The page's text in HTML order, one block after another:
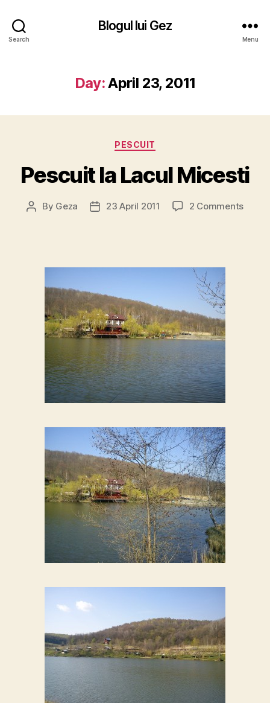
Search
Blogul lui Gez
Menu
Day:April 23, 2011
Categories
PESCUIT
Pescuit la Lacul Micesti
Post
By Geza
Post23 April 2011 2 Commentson